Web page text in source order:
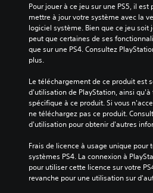
Pour jouer à ce jeu sur une PS5, il
mettre à jour votre système avec la
logiciel système. Bien que ce jeu soit
peut que certaines de ses
que sur une PS4. Consultez
plus.
Le téléchargement de ce produit est
d'utilisation de PlayStation, ainsi
spécifique à ce produit. Si vous
ne téléchargez pas ce produit.
d'utilisation pour obtenir d'autres
Frais de licence à usage unique pour
systèmes PS4. La connexion à
pour utiliser cette licence sur votre
revanche pour une utilisation sur